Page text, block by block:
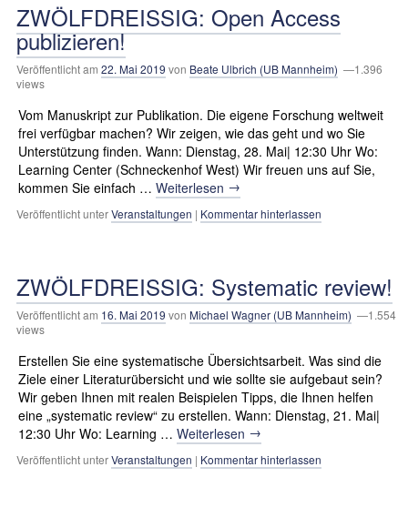
ZWÖLFDREISSIG: Open Access
publizieren!
Veröffentlicht am 22. Mai 2019 von Beate Ulbrich (UB Mannheim) —1.396
views
Vom Manuskript zur Publikation. Die eigene Forschung weltweit
frei verfügbar machen? Wir zeigen, wie das geht und wo Sie
Unterstützung finden. Wann: Dienstag, 28. Mai| 12:30 Uhr Wo:
Learning Center (Schneckenhof West) Wir freuen uns auf Sie,
kommen Sie einfach … Weiterlesen →
Veröffentlicht unterVeranstaltungen | Kommentar hinterlassen
ZWÖLFDREISSIG: Systematic review!
Veröffentlicht am 16. Mai 2019 von Michael Wagner (UB Mannheim) —1.554
views
Erstellen Sie eine systematische Übersichtsarbeit. Was sind die
Ziele einer Literaturübersicht und wie sollte sie aufgebaut sein?
Wir geben Ihnen mit realen Beispielen Tipps, die Ihnen helfen
eine „systematic review“ zu erstellen. Wann: Dienstag, 21. Mai|
12:30 Uhr Wo: Learning … Weiterlesen →
Veröffentlicht unterVeranstaltungen | Kommentar hinterlassen